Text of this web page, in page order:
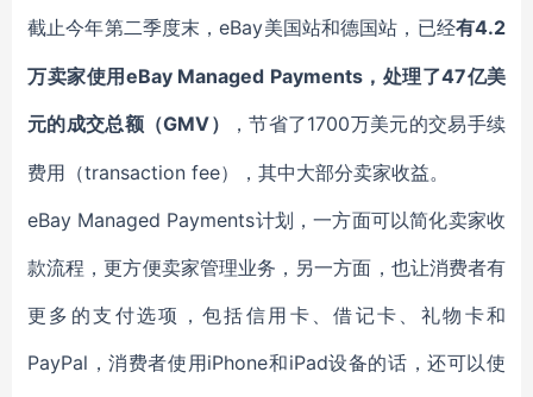
截止今年第二季度末，eBay美国站和德国站，已经有4.2
万卖家使用eBay Managed Payments，处理了47亿美
元的成交总额（GMV）
，节省了1700万美元的交易手续
费用（transaction fee），其中大部分卖家收益。
eBay Managed Payments计划，一方面可以简化卖家收
款流程，更方便卖家管理业务，另一方面，也让消费者有
更多的支付选项，包括信用卡、借记卡、礼物卡和
PayPal，消费者使用iPhone和iPad设备的话，还可以使